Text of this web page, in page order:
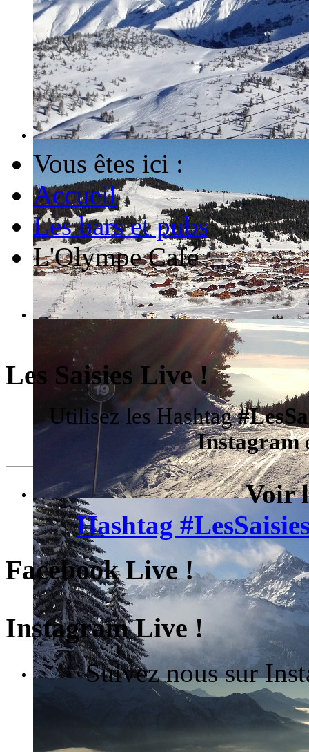
Vous êtes ici :
Accueil
Les bars et pubs
L'Olympe Café
Les Saisies Live !
Utilisez les Hashtag
Instagram
Voir
Hashtag
Facebook Live !
Instagram Live !
Suivez nous sur